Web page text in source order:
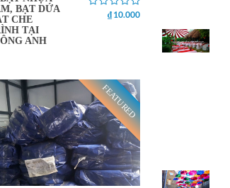
BẠT DỨA
CHE
TẠI
ANH
₫ 10.000
FEATURED